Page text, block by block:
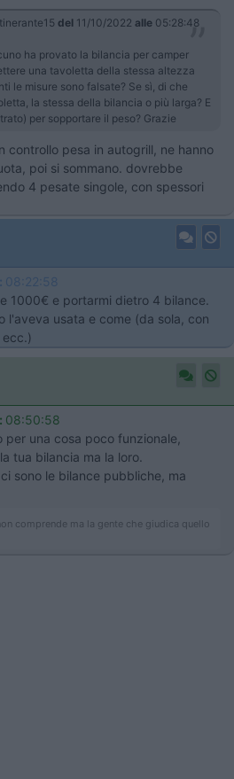
del 11/10/2022 alle 05:28:48
ha provato la bilancia per camper
una tavoletta della stessa altezza
le misure sono falsate? Se sì, di che
la stessa della bilancia o più larga? E
per sopportare il peso? Grazie
controllo pesa in autogrill, ne hanno
poi si sommano. dovrebbe
4 pesate singole, con spessori
08:22:58
1000€ e portarmi dietro 4 bilance.
l'aveva usata e come (da sola, con
08:50:58
una cosa poco funzionale,
tua bilancia ma la loro.
sono le bilance pubbliche, ma
comprende ma la gente che giudica quello